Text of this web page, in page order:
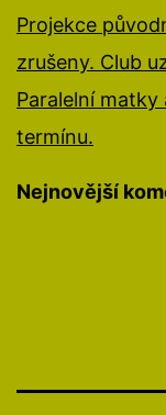
Projekce
zrušeny. Club
Paralelní matky
termínu.
Nejnovější